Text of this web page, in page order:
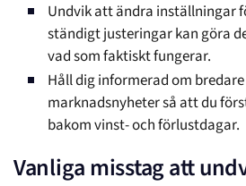
Undvik att ändra inställningar
ständigt justeringar kan göra
vad som faktiskt fungerar.
Håll dig informerad om
marknadsnyheter så att du
bakom vinst- och förlustdagar.
Vanliga misstag att